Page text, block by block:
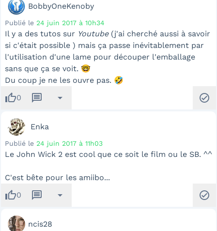
BobbyOneKenoby
Publié le 24 juin 2017 à 10h34
Il y a des tutos sur Youtube(j'ai cherché aussi à savoir
si c'était possible ) mais ça passe inévitablement par
l'utilisation d'une lame pour découper l'emballage
sans que ça se voit. 🤓
Du coup je ne les ouvre pas. 🤣
thumb_up0 message arrow_drop_down check_circle
Enka
Publié le 24 juin 2017 à 11h03
Le John Wick 2 est cool que ce soit le film ou le SB. ^^
C'est bête pour les amiibo...
thumb_up0 message arrow_drop_down check_circle
ncis28